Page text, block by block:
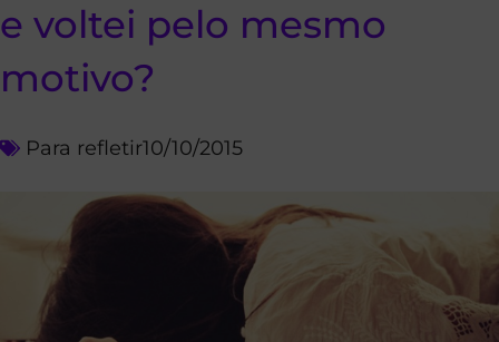
e voltei pelo mesmo
motivo?
Para refletir10/10/2015